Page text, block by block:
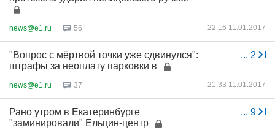
news@e1.ru 56 22:16 11.01.2017
... 2
"Вопрос с мёртвой точки уже сдвинулся":
штрафы за неоплату парковки в
news@e1.ru 37 21:33 11.01.2017
... 9
Рано утром в Екатеринбурге
"заминировали" Ельцин-центр